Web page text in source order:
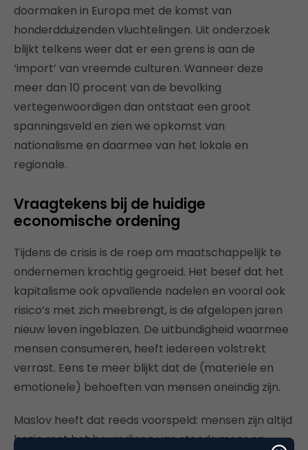
doormaken in Europa met de komst van
honderdduizenden vluchtelingen. Uit onderzoek
blijkt telkens weer dat er een grens is aan de
‘import’ van vreemde culturen. Wanneer deze
meer dan 10 procent van de bevolking
vertegenwoordigen dan ontstaat een groot
spanningsveld en zien we opkomst van
nationalisme en daarmee van het lokale en
regionale.
Vraagtekens bij de huidige
economische ordening
Tijdens de crisis is de roep om maatschappelijk te
ondernemen krachtig gegroeid. Het besef dat het
kapitalisme ook opvallende nadelen en vooral ook
risico’s met zich meebrengt, is de afgelopen jaren
nieuw leven ingeblazen. De uitbundigheid waarmee
mensen consumeren, heeft iedereen volstrekt
verrast. Eens te meer blijkt dat de (materiële en
emotionele) behoeften van mensen oneindig zijn.
Maslov heeft dat reeds voorspeld: mensen zijn altijd
bezig met het bevredigen van steeds meer en